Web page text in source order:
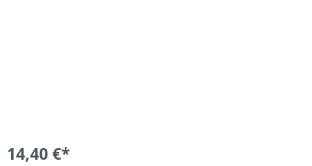
14,40 €*